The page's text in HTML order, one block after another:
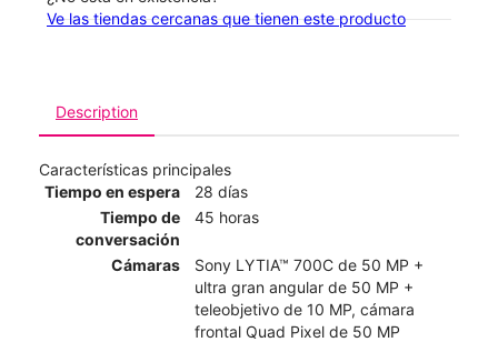
Ve las tiendas cercanas que tienen este producto
Description
Características principales
Tiempo en espera
28 días
Tiempo de
conversación
45 horas
Cámaras
Sony LYTIA™ 700C de 50 MP +
ultra gran angular de 50 MP +
teleobjetivo de 10 MP, cámara
frontal Quad Pixel de 50 MP